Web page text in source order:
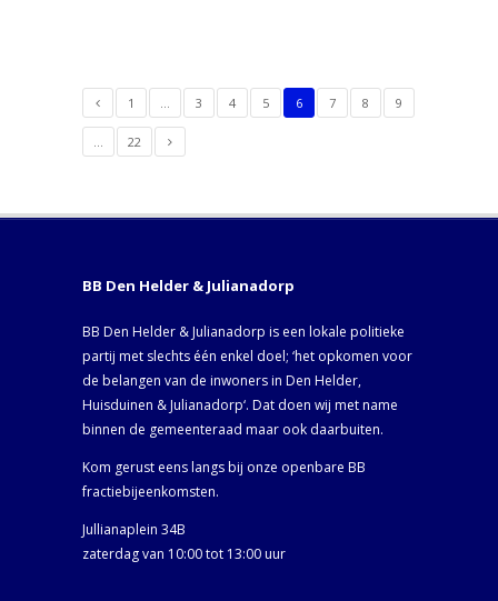
1 … 3 4 5 6 7 8 9
… 22
BB Den Helder & Julianadorp
BB Den Helder & Julianadorp is een lokale politieke
partij met slechts één enkel doel; ‘het opkomen voor
de belangen van de inwoners in Den Helder,
Huisduinen & Julianadorp‘. Dat doen wij met name
binnen de gemeenteraad maar ook daarbuiten.
Kom gerust eens langs bij onze openbare BB
fractiebijeenkomsten.
Jullianaplein 34B
zaterdag van 10:00 tot 13:00 uur